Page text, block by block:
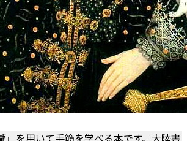
』を用いて手筋を学べる本です。大陸書